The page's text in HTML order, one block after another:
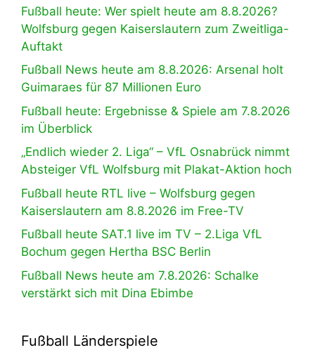
Fußball heute: Wer spielt heute am 8.8.2026?
Wolfsburg gegen Kaiserslautern zum Zweitliga-
Auftakt
Fußball News heute am 8.8.2026: Arsenal holt
Guimaraes für 87 Millionen Euro
Fußball heute: Ergebnisse & Spiele am 7.8.2026
im Überblick
„Endlich wieder 2. Liga“ – VfL Osnabrück nimmt
Absteiger VfL Wolfsburg mit Plakat-Aktion hoch
Fußball heute RTL live – Wolfsburg gegen
Kaiserslautern am 8.8.2026 im Free-TV
Fußball heute SAT.1 live im TV – 2.Liga VfL
Bochum gegen Hertha BSC Berlin
Fußball News heute am 7.8.2026: Schalke
verstärkt sich mit Dina Ebimbe
Fußball Länderspiele